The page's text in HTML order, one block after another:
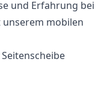
und Erfahrung bei
unserem mobilen